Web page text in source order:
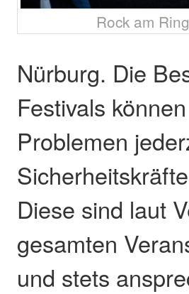
Rock am
Nürburg. Die
Festivals
Problemen
Diese sind laut
gesamten
und stets